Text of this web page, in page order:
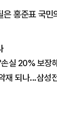
은 홍준표 국민
실 20% 보장
재 되나...삼성